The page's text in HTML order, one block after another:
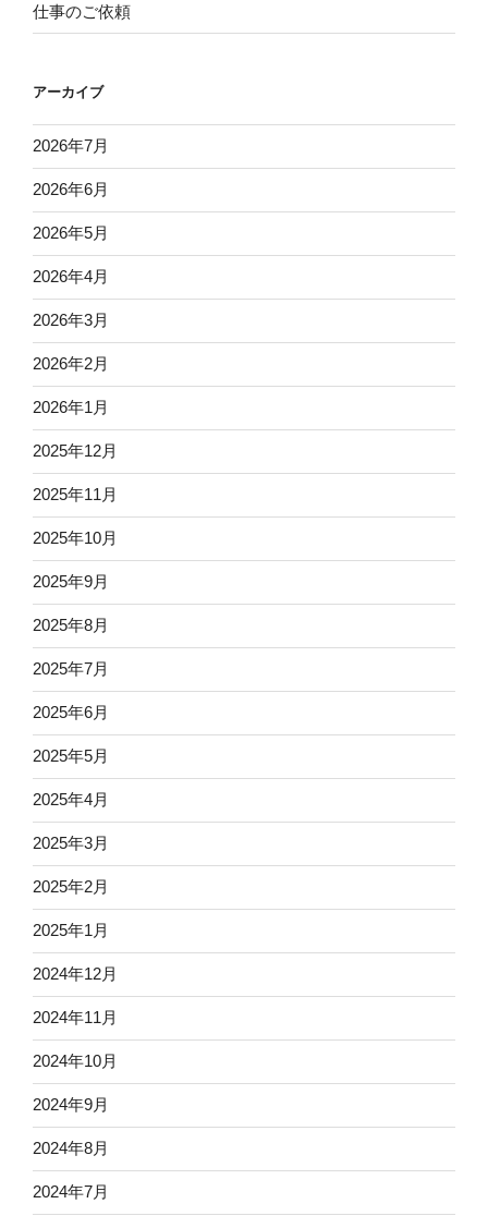
仕事のご依頼
アーカイブ
2026年7月
2026年6月
2026年5月
2026年4月
2026年3月
2026年2月
2026年1月
2025年12月
2025年11月
2025年10月
2025年9月
2025年8月
2025年7月
2025年6月
2025年5月
2025年4月
2025年3月
2025年2月
2025年1月
2024年12月
2024年11月
2024年10月
2024年9月
2024年8月
2024年7月